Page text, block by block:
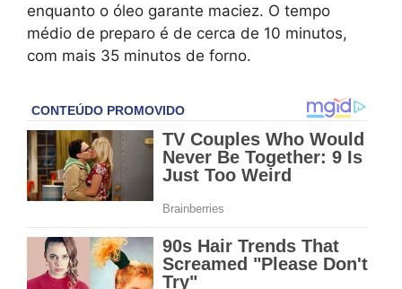
enquanto o óleo garante maciez. O tempo
médio de preparo é de cerca de 10 minutos,
com mais 35 minutos de forno.